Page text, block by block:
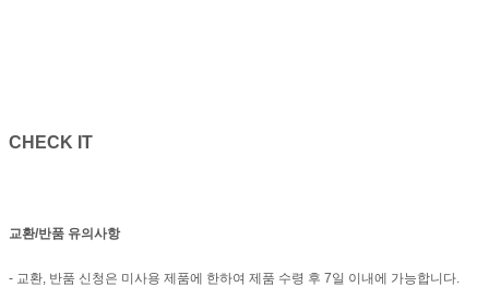
CHECK IT
교환/반품 유의사항
- 교환, 반품 신청은 미사용 제품에 한하여 제품 수령 후 7일 이내에 가능합니다.